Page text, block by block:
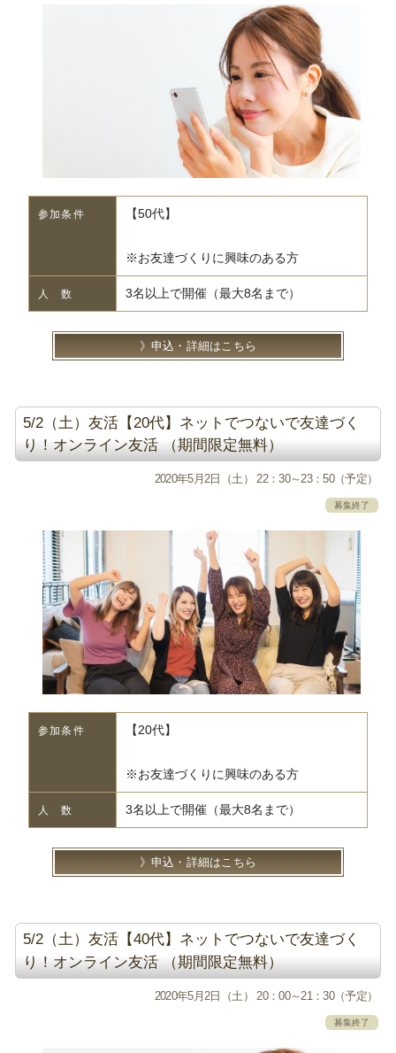
参加条件 【50代】
※お友達づくりに興味のある方
人 数 3名以上で開催（最大8名まで）
申込・詳細はこちら
5/2（土）友活【20代】ネットでつないで友達づく
り！オンライン友活 （期間限定無料）
2020年5月2日（土） 22：30～23：50（予定）
募集終了
参加条件 【20代】
※お友達づくりに興味のある方
人 数 3名以上で開催（最大8名まで）
申込・詳細はこちら
5/2（土）友活【40代】ネットでつないで友達づく
り！オンライン友活 （期間限定無料）
2020年5月2日（土） 20：00～21：30（予定）
募集終了